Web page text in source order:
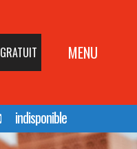
MENU
indisponible